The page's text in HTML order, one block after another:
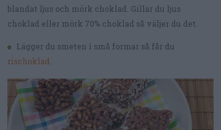
blandat ljus och mörk choklad. Gillar du ljus
choklad eller mörk 70% choklad så väljer du det.
Lägger du smeten i små formar så får du
rischoklad.